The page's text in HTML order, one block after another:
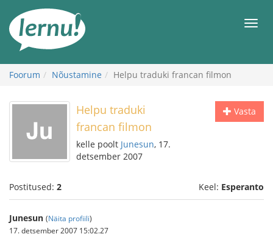
juurde
Foorum Nõustamine Helpu traduki francan filmon
Vasta
Helpu traduki
francan filmon
kelle poolt Junesun, 17.
detsember 2007
Postitused: 2 Keel: Esperanto
Junesun (Näita profiili)
17. detsember 2007 15:02.27